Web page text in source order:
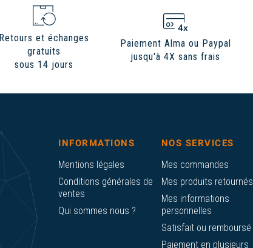
Retours et échanges
gratuits
sous 14 jours
Paiement Alma ou Paypal
jusqu'à 4X sans frais
INFORMATIONS
Mentions légales
Conditions générales de
ventes
Qui sommes nous ?
NOS SERVICES
Mes commandes
Mes produits retournés
Mes informations
personnelles
Satisfait ou remboursé
Paiement en plusieurs